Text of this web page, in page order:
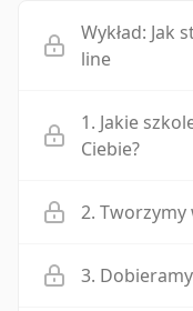
Wykład: Jak
line
1. Jakie
Ciebie?
2.
3.